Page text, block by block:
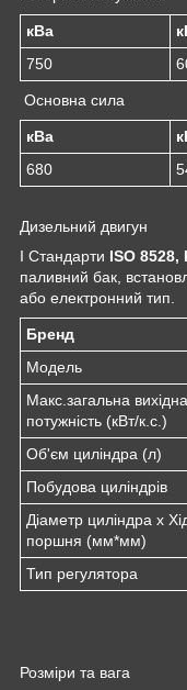
кВа
750
Основна сила
кВа
680
Дизельний двигун
I Стандарти ISO 8528,
паливний бак,
або електронний тип.
Бренд
Модель
Макс.загальна вихідна
потужність (кВт/к.с.)
Об'єм циліндра (л)
Побудова циліндрів
Діаметр циліндра x
поршня (мм*мм)
Тип регулятора
Розміри та вага